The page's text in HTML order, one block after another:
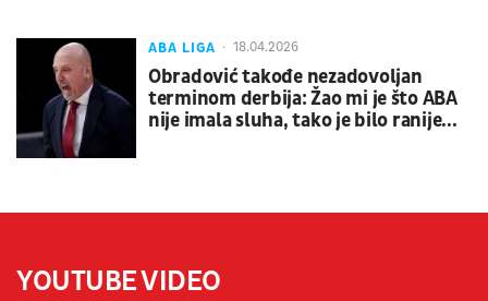
ABA LIGA 18.04.2026
Obradović takođe nezadovoljan
terminom derbija: Žao mi je što ABA
nije imala sluha, tako je bilo ranije...
YOUTUBE VIDEO